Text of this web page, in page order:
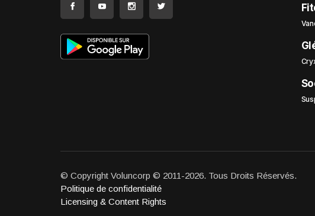
© Copyright Voluncorp © 2011-2026. Tous Droits Réservés.
Politique de confidentialité
Licensing & Content Rights